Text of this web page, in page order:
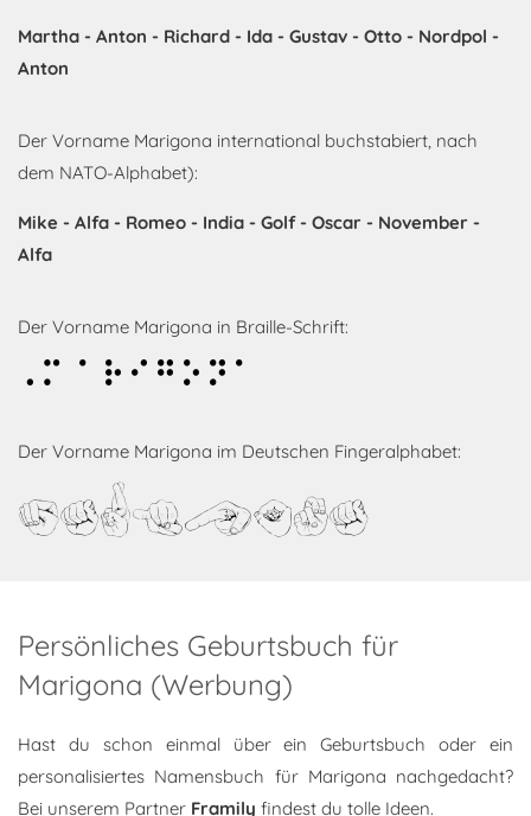
Martha - Anton - Richard - Ida - Gustav - Otto - Nordpol -
Anton
Der Vorname Marigona international buchstabiert, nach
dem NATO-Alphabet):
Mike - Alfa - Romeo - India - Golf - Oscar - November -
Alfa
Der Vorname Marigona in Braille-Schrift:
Marigona
Der Vorname Marigona im Deutschen Fingeralphabet:
Marigona
Persönliches Geburtsbuch für
Marigona (Werbung)
Hast du schon einmal über ein Geburtsbuch oder ein
personalisiertes Namensbuch für Marigona nachgedacht?
Bei unserem Partner Framily findest du tolle Ideen.